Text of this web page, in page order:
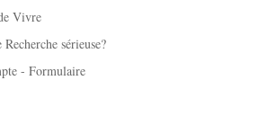
Vivre
sérieuse?
- Formulaire